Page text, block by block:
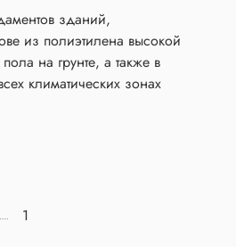
зданий,
из полиэтилена высокой
на грунте, а также в
климатических зонах
1